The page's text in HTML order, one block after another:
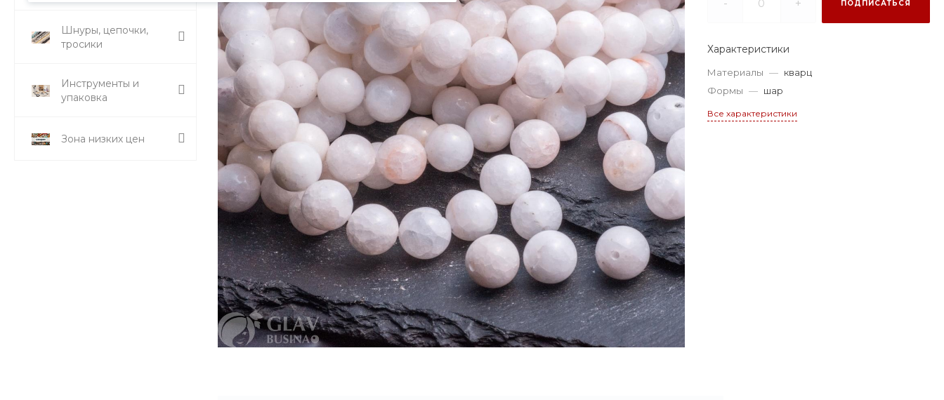
Шнуры, цепочки,
тросики
Инструменты и
упаковка
Зона низких цен
- + ПОДПИСАТЬСЯ
Характеристики
Материалы — кварц
Формы — шар
Все характеристики